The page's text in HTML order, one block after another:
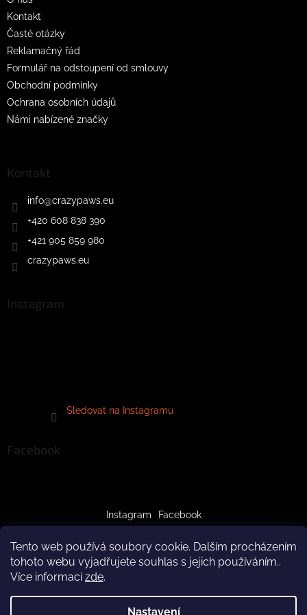
Tento web používá soubory cookie. Dalším procházením
tohoto webu vyjadřujete souhlas s jejich používáním..
Více informacízde.
Nastavení
Kontakt
Časté otázky
Reklamačný řád
Formulář na odstoupení od smlouvy
Obchodní podmínky
Ochrana osobních údajů
Námi nabízené značky
Kontakt
info@crazypaws.eu
+420 608 838 390
+421 905 859 980
crazypaws.eu
Instagram
Sledovat na Instagramu
Facebook
Instagram Facebook